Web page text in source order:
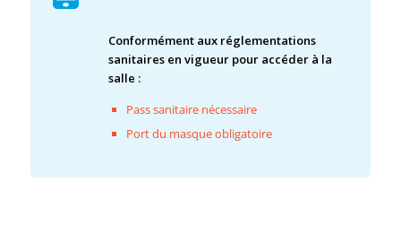
Conformément aux réglementations
sanitaires en vigueur pour accéder à la
salle :
Pass sanitaire nécessaire
Port du masque obligatoire